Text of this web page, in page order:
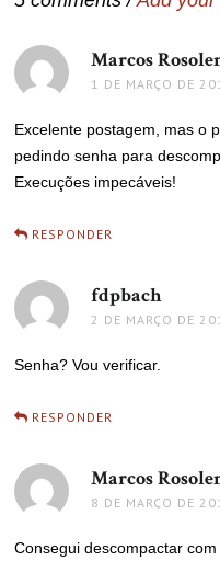
Marcos
1 DE MARÇO DE
Excelente postagem, mas o
pedindo senha para
Execuções impecáveis!
RESPONDER
fdpbachdisse:
2 DE MARÇO DE
Senha? Vou verificar.
RESPONDER
Marcos
8 DE MARÇO DE
Consegui descompactar